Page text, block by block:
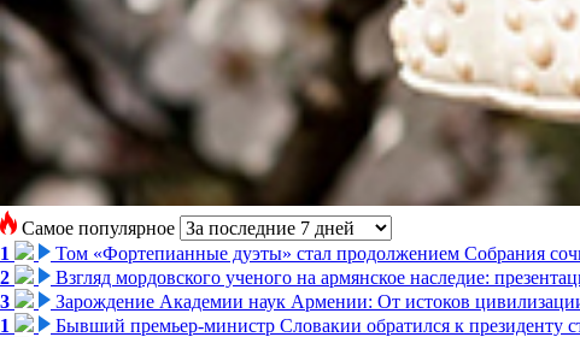
Самое популярное
1
Том «Фортепианные дуэты» стал продолжением Собрания
2
Взгляд мордовского ученого на армянское наследие:
3
Зарождение Академии наук Армении: От истоков
1
Бывший премьер-министр Словакии обратился к президенту